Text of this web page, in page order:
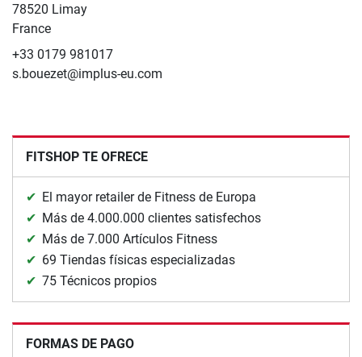
78520 Limay
France
+33 0179 981017
s.bouezet@implus-eu.com
FITSHOP TE OFRECE
El mayor retailer de Fitness de Europa
Más de 4.000.000 clientes satisfechos
Más de 7.000 Artículos Fitness
69 Tiendas físicas especializadas
75 Técnicos propios
FORMAS DE PAGO